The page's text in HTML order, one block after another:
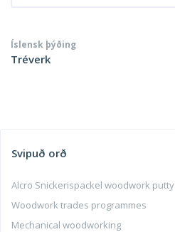
Íslensk þýðing
Tréverk
Svipuð orð
Alcro Snickerispackel woodwork putty
Woodwork trades programmes
Mechanical woodworking